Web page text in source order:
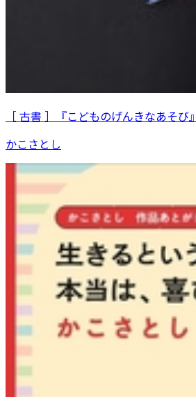
［ 古書 ］『こどものげんきなあそ
かこさとし